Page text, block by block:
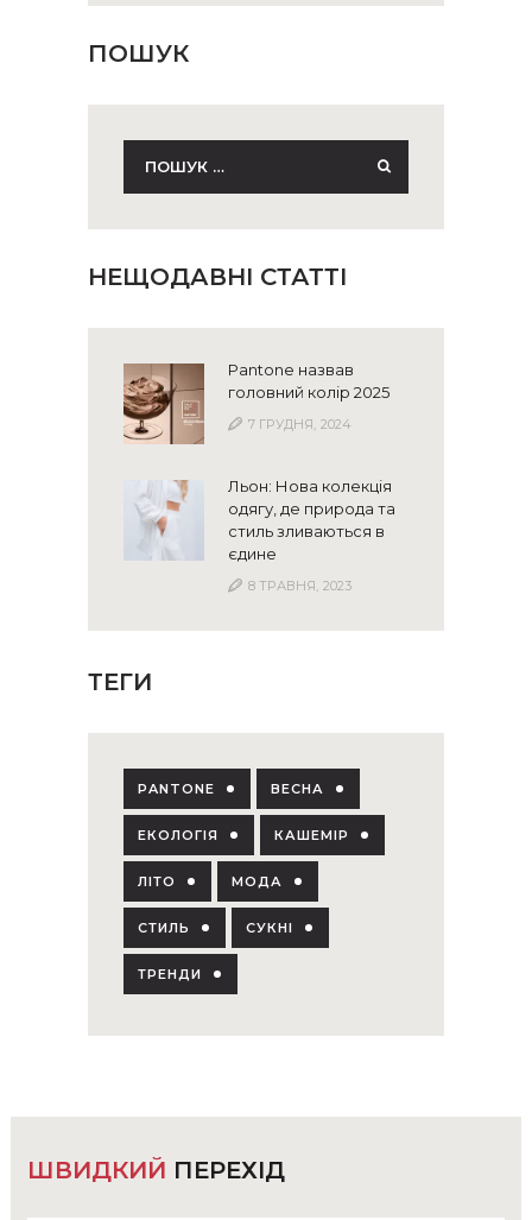
ПОШУК
НЕЩОДАВНІ СТАТТІ
Pantone назвав
головний колір 2025
7 ГРУДНЯ, 2024
Льон: Нова колекція
одягу, де природа та
стиль зливаються в
єдине
8 ТРАВНЯ, 2023
ТЕГИ
PANTONE ВЕСНА
ЕКОЛОГІЯ КАШЕМІР
ЛІТО МОДА
СТИЛЬ СУКНІ
ТРЕНДИ
ШВИДКИЙ ПЕРЕХІД